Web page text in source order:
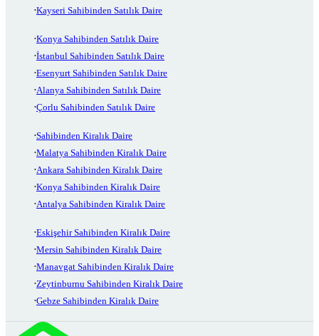
Kayseri Sahibinden Satılık Daire
Konya Sahibinden Satılık Daire
İstanbul Sahibinden Satılık Daire
Esenyurt Sahibinden Satılık Daire
Alanya Sahibinden Satılık Daire
Çorlu Sahibinden Satılık Daire
Sahibinden Kiralık Daire
Malatya Sahibinden Kiralık Daire
Ankara Sahibinden Kiralık Daire
Konya Sahibinden Kiralık Daire
Antalya Sahibinden Kiralık Daire
Eskişehir Sahibinden Kiralık Daire
Mersin Sahibinden Kiralık Daire
Manavgat Sahibinden Kiralık Daire
Zeytinburnu Sahibinden Kiralık Daire
Gebze Sahibinden Kiralık Daire